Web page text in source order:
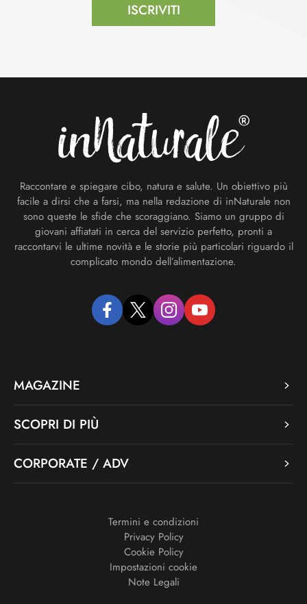
ISCRIVITI
Raccontare e spiegare cibo, natura e salute. Un obiettivo più
facile a dirsi che a farsi, ma nella redazione di inNaturale non
sono queste le sfide che scoraggiano. Siamo un gruppo di
giovani affiatati in cerca del servizio perfetto, pronti a
raccontarvi le ultime novità e le storie più particolari riguardo il
complicato mondo dell’alimentazione.
facebooktwitter instagramyoutube
MAGAZINE
SCOPRI DI PIÙ
CORPORATE / ADV
Termini e condizioni
Privacy Policy
Cookie Policy
Impostazioni cookie
Note Legali